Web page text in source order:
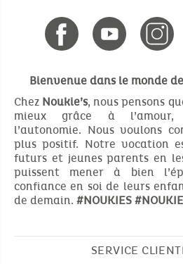
Bienvenue dans le monde
Chez Noukie’s, nous pensons
mieux grâce à l’amour,
l’autonomie. Nous voulons
plus positif. Notre vocation
futurs et jeunes parents en
puissent mener à bien
confiance en soi de leurs
de demain. #NOUKIES
SERVICE